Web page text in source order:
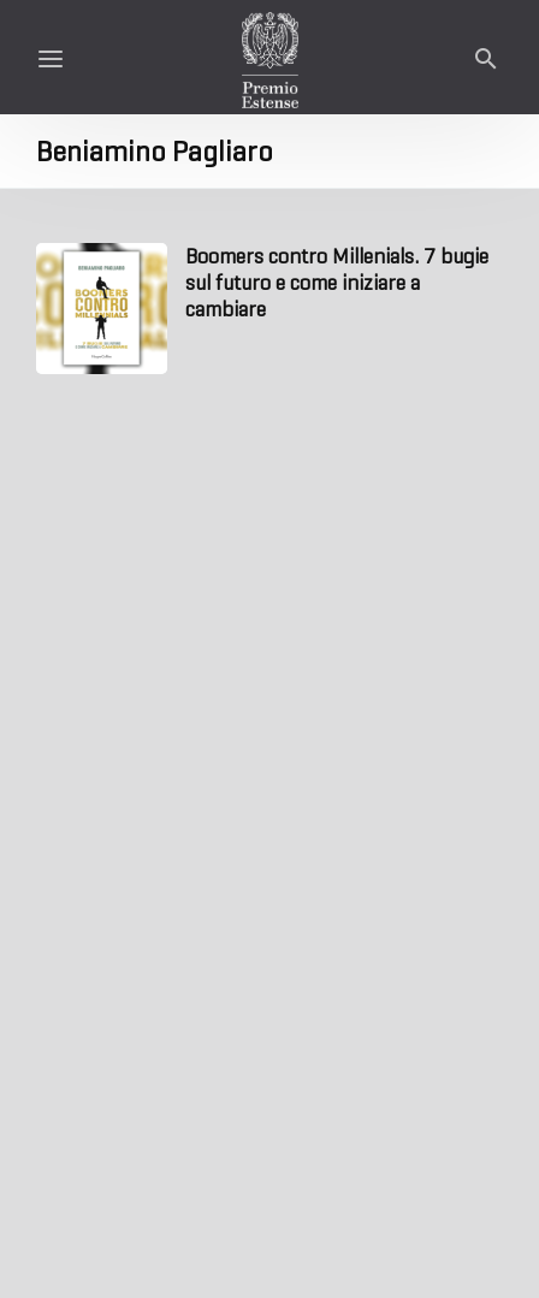
Beniamino Pagliaro
Boomers contro Millenials. 7 bugie
sul futuro e come iniziare a
cambiare